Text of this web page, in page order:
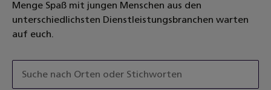
Menge Spaß mit jungen Menschen aus den
unterschiedlichsten Dienstleistungsbranchen warten
auf euch.